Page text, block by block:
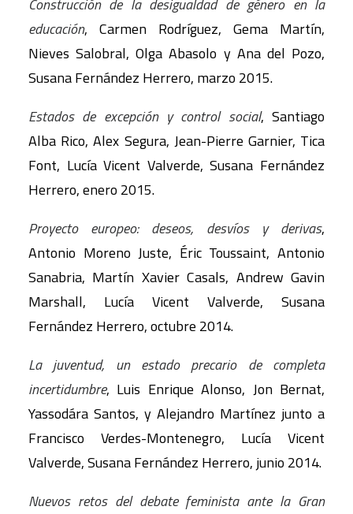
Construcción de la desigualdad de género en la
educación, Carmen Rodríguez, Gema Martín,
Nieves Salobral, Olga Abasolo y Ana del Pozo,
Susana Fernández Herrero, marzo 2015.
Estados de excepción y control social, Santiago
Alba Rico, Alex Segura, Jean-Pierre Garnier, Tica
Font, Lucía Vicent Valverde, Susana Fernández
Herrero, enero 2015.
Proyecto europeo: deseos, desvíos y derivas,
Antonio Moreno Juste, Éric Toussaint, Antonio
Sanabria, Martín Xavier Casals, Andrew Gavin
Marshall, Lucía Vicent Valverde, Susana
Fernández Herrero, octubre 2014.
La juventud, un estado precario de completa
incertidumbre, Luis Enrique Alonso, Jon Bernat,
Yassodára Santos, y Alejandro Martínez junto a
Francisco Verdes-Montenegro, Lucía Vicent
Valverde, Susana Fernández Herrero, junio 2014.
Nuevos retos del debate feminista ante la Gran